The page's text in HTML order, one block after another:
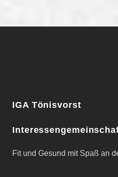
IGA Tönisvorst
Fit und Gesund mit Spaß an